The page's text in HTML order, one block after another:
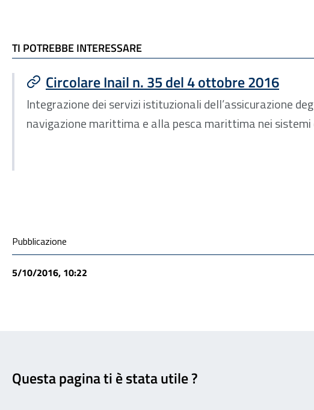
TI POTREBBE INTERESSARE
TI POTREBBE INTERESSARE
Circolare Inail n. 35 del 4 ottobre 2016
Integrazione dei servizi istituzionali dell’assicurazione
navigazione marittima e alla pesca marittima nei sistemi
Condivisione social
Pubblicazione
5/10/2016, 10:22
Questa pagina ti è stata utile ?